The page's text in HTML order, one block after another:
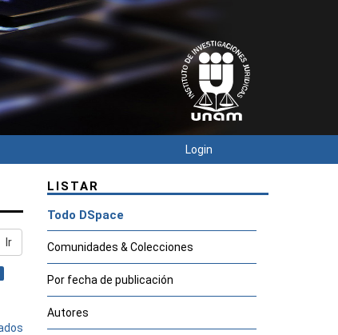
Login
Ir
LISTAR
Todo DSpace
Comunidades & Colecciones
Por fecha de publicación
Autores